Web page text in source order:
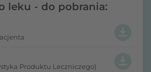
leku - do pobrania:
Produktu Leczniczego)